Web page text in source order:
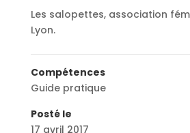
Les salopettes, association
Lyon.
Compétences
Guide pratique
Posté le
17 avril 2017